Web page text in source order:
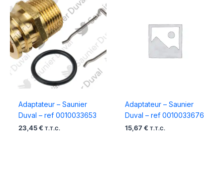
Adaptateur – Saunier
Duval – ref 0010033653
23,45 € T.T.C.
Adaptateur – Saunier
Duval – ref 0010033676
15,67 € T.T.C.